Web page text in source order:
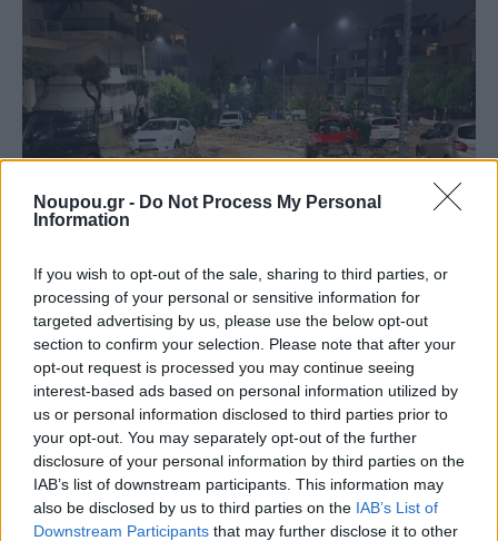
Noupou.gr - Do Not Process My Personal
Information
If you wish to opt-out of the sale, sharing to third parties, or
processing of your personal or sensitive information for
targeted advertising by us, please use the below opt-out
section to confirm your selection. Please note that after your
opt-out request is processed you may continue seeing
interest-based ads based on personal information utilized by
us or personal information disclosed to third parties prior to
your opt-out. You may separately opt-out of the further
disclosure of your personal information by third parties on the
IAB’s list of downstream participants. This information may
also be disclosed by us to third parties on the IAB’s List of
Downstream Participants that may further disclose it to other
Φωτογραφία: Νίκος Χριστοφάκης
Share this